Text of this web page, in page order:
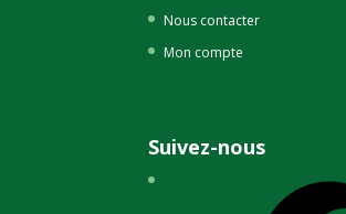
Nous contacter
Mon compte
Suivez-nous